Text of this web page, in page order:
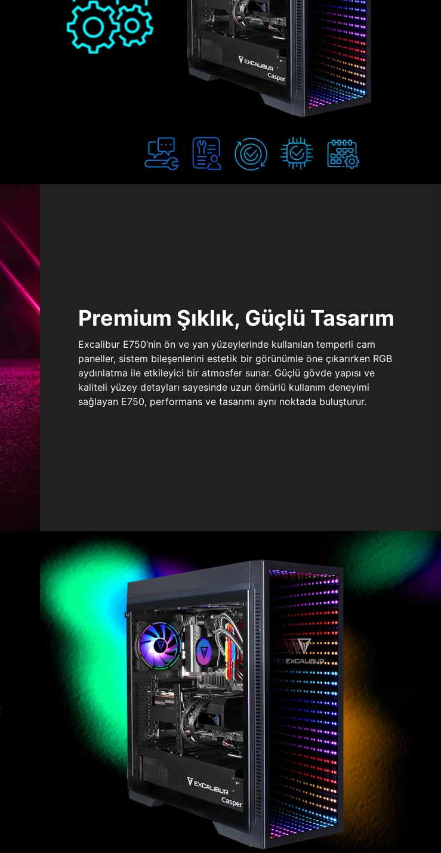
Premium Şıklık, Güçlü Tasarım
Excalibur E750’nin ön ve yan yüzeylerinde kullanılan temperli cam
paneller, sistem bileşenlerini estetik bir görünümle öne çıkarırken RGB
aydınlatma ile etkileyici bir atmosfer sunar. Güçlü gövde yapısı ve
kaliteli yüzey detayları sayesinde uzun ömürlü kullanım deneyimi
sağlayan E750, performans ve tasarımı aynı noktada buluşturur.